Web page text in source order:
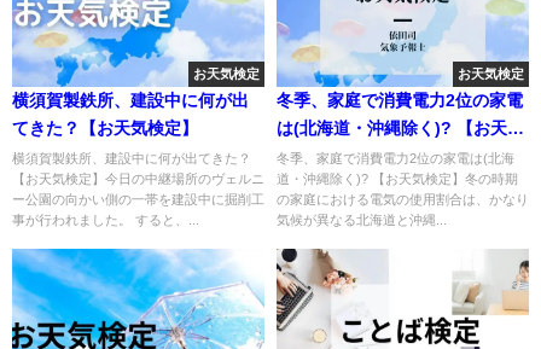
お天気検定
横須賀製鉄所、建設中に何が出
てきた？【お天気検定】
横須賀製鉄所、建設中に何が出てきた？
【お天気検定】今日の中継場所のヴェルニ
ー公園の向かい側の一帯を建設中に掘削工
事が行われました。 すると、...
お天気検定
冬季、家庭で消費電力2位の家電
は(北海道・沖縄除く)? 【お天気
検定】
冬季、家庭で消費電力2位の家電は(北海
道・沖縄除く)? 【お天気検定】冬の時期
の家庭における電気の使用割合は、かなり
気候が異なる北海道と沖縄...